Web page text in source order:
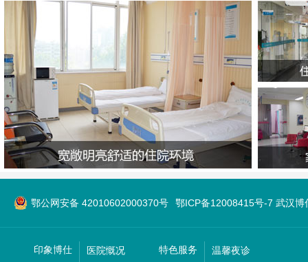
鄂公网安备 42010602000370号 鄂ICP备12008415号-7 武汉博
印象博仕
医院慨况
特色服务
温馨夜诊